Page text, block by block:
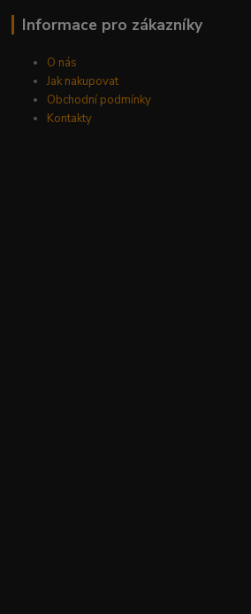
Informace pro zákazníky
O nás
Jak nakupovat
Obchodní podmínky
Kontakty